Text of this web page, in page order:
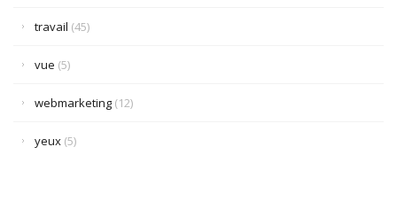
travail (45)
vue (5)
webmarketing (12)
yeux (5)